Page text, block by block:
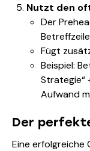
Nutzt den
Der
Betreffzeile
Fügt
Beispiel:
Strategie“
Aufwand
Der
Eine erfolgreiche